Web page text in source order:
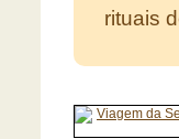
rituais